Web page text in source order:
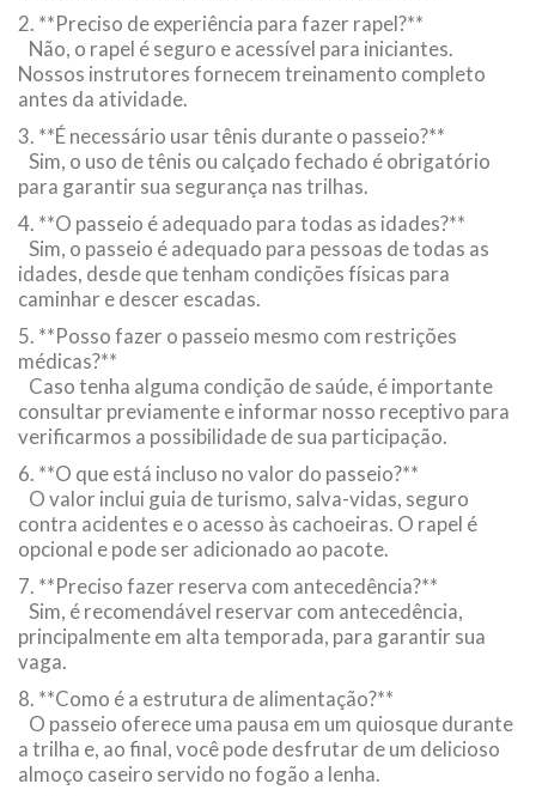
2. **Preciso de experiência para fazer rapel?**
Não, o rapel é seguro e acessível para iniciantes.
Nossos instrutores fornecem treinamento completo
antes da atividade.
3. **É necessário usar tênis durante o passeio?**
Sim, o uso de tênis ou calçado fechado é obrigatório
para garantir sua segurança nas trilhas.
4. **O passeio é adequado para todas as idades?**
Sim, o passeio é adequado para pessoas de todas as
idades, desde que tenham condições físicas para
caminhar e descer escadas.
5. **Posso fazer o passeio mesmo com restrições
médicas?**
Caso tenha alguma condição de saúde, é importante
consultar previamente e informar nosso receptivo para
verificarmos a possibilidade de sua participação.
6. **O que está incluso no valor do passeio?**
O valor inclui guia de turismo, salva-vidas, seguro
contra acidentes e o acesso às cachoeiras. O rapel é
opcional e pode ser adicionado ao pacote.
7. **Preciso fazer reserva com antecedência?**
Sim, é recomendável reservar com antecedência,
principalmente em alta temporada, para garantir sua
vaga.
8. **Como é a estrutura de alimentação?**
O passeio oferece uma pausa em um quiosque durante
a trilha e, ao final, você pode desfrutar de um delicioso
almoço caseiro servido no fogão a lenha.